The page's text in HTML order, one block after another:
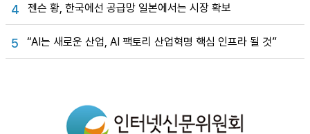
4 젠슨 황, 한국에선 공급망 일본에서는 시장 확보
5 “AI는 새로운 산업, AI 팩토리 산업혁명 핵심 인프라 될 것”